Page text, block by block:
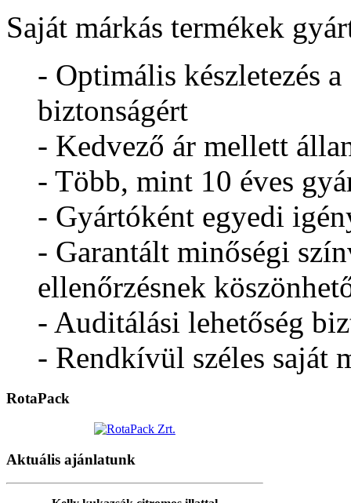
Saját márkás termékek
- Optimális készletezés
biztonságért
- Kedvező ár mellett
- Több, mint 10 éves
- Gyártóként egyedi
- Garantált minőségi
ellenőrzésnek
- Auditálási lehetőség
- Rendkívül széles saját
RotaPack
Aktuális ajánlatunk